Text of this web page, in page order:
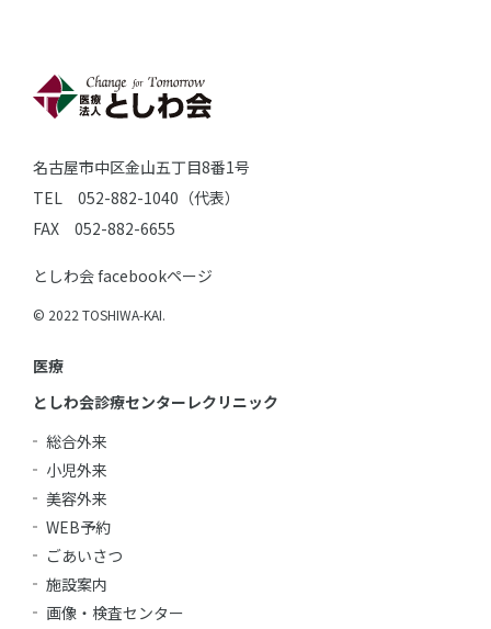
名古屋市中区金山五丁目8番1号
TEL 052-882-1040（代表）
FAX 052-882-6655
としわ会 facebookページ
© 2022 TOSHIWA-KAI.
医療
としわ会診療センターレクリニック
総合外来
小児外来
美容外来
WEB予約
ごあいさつ
施設案内
画像・検査センター